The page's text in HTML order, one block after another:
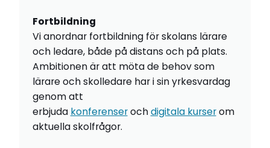
Fortbildning
Vi anordnar fortbildning för skolans lärare
och ledare, både på distans och på plats.
Ambitionen är att möta de behov som
lärare och skolledare har i sin yrkesvardag
genom att
erbjuda konferenserochdigitala kurserom
aktuella skolfrågor.